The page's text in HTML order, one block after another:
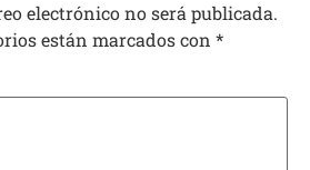
electrónico no será publicada.
están marcados con *